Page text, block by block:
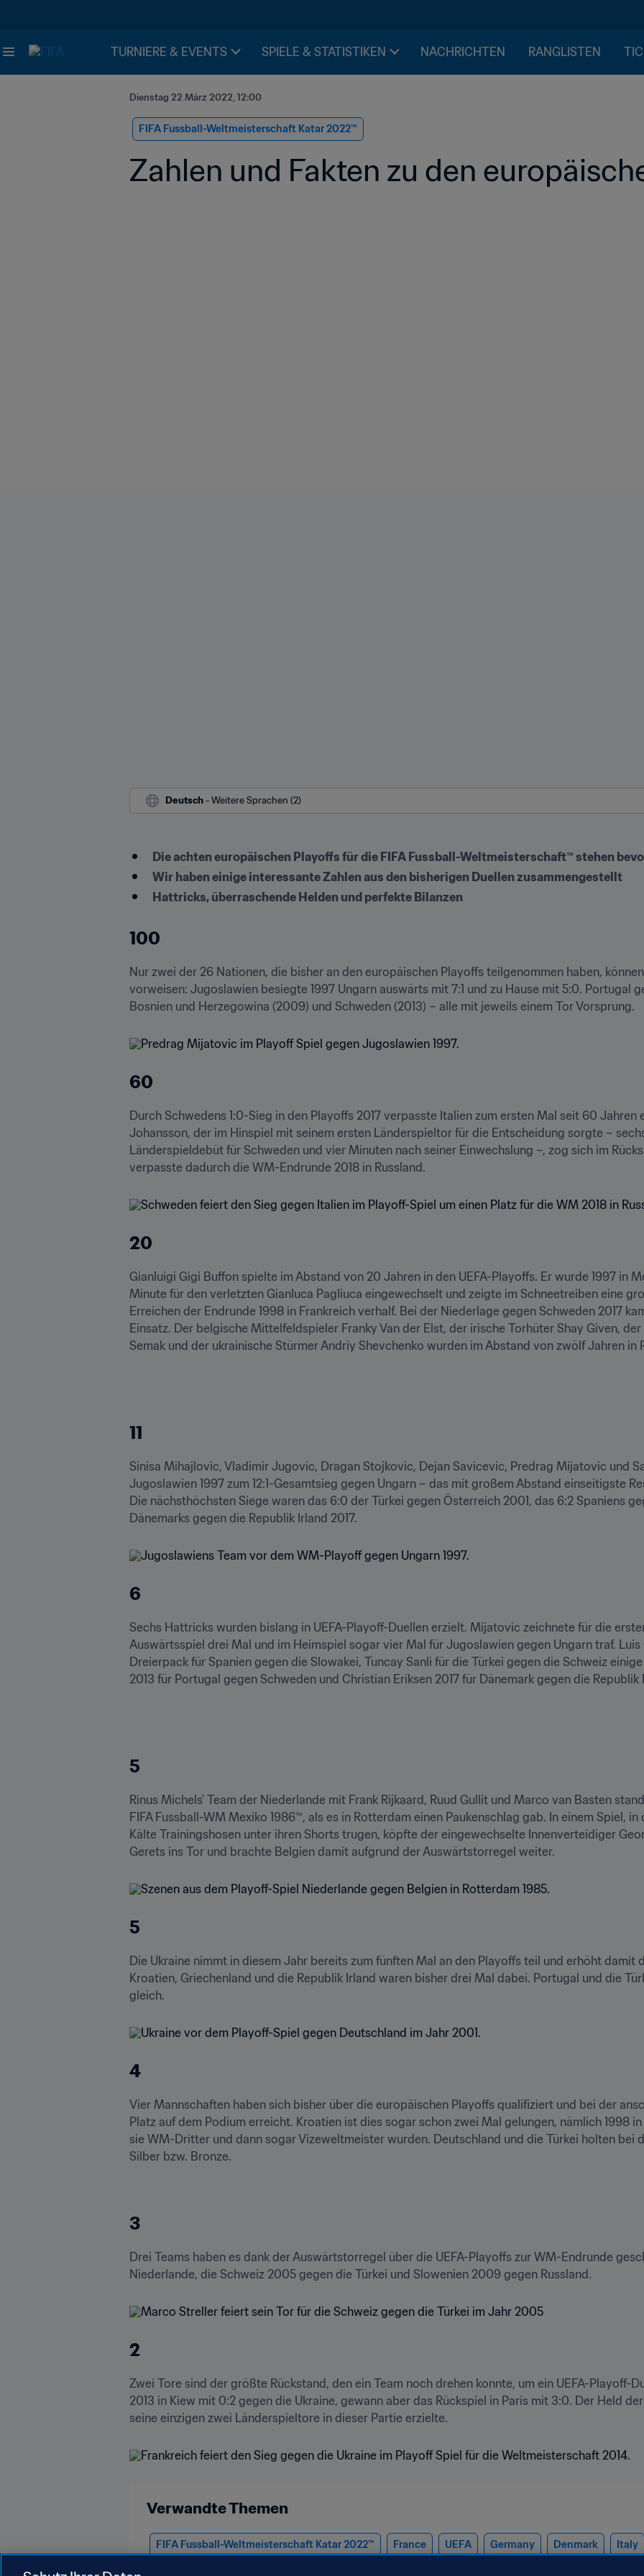
TURNIERE & EVENTS SPIELE & STATISTIKEN NACHRICHTEN RANGLISTEN
Dienstag 22 März 2022, 12:00
FIFA Fussball-Weltmeisterschaft Katar 2022™
Zahlen und Fakten zu den
Deutsch - Weitere Sprachen (2)
Die achten europäischen Playoffs für die FIFA Fussball-Weltmeisterschaft™ stehen
Wir haben einige interessante Zahlen aus den bisherigen Duellen zusammengestellt
Hattricks, überraschende Helden und perfekte Bilanzen
100
Nur zwei der 26 Nationen, die bisher an den europäischen Playoffs teilgenommen haben,
vorweisen: Jugoslawien besiegte 1997 Ungarn auswärts mit 7:1 und zu Hause mit 5:0. Portugal
Bosnien und Herzegowina (2009) und Schweden (2013) – alle mit jeweils einem Tor Vorsprung.
60
Durch Schwedens 1:0-Sieg in den Playoffs 2017 verpasste Italien zum ersten Mal seit 60
Johansson, der im Hinspiel mit seinem ersten Länderspieltor für die Entscheidung sorgte –
Länderspieldebüt für Schweden und vier Minuten nach seiner Einwechslung –, zog sich im
verpasste dadurch die WM-Endrunde 2018 in Russland.
20
Gianluigi Gigi Buffon spielte im Abstand von 20 Jahren in den UEFA-Playoffs. Er wurde 1997 in
Minute für den verletzten Gianluca Pagliuca eingewechselt und zeigte im Schneetreiben eine
Erreichen der Endrunde 1998 in Frankreich verhalf. Bei der Niederlage gegen Schweden 2017
Einsatz. Der belgische Mittelfeldspieler Franky Van der Elst, der irische Torhüter Shay Given,
Semak und der ukrainische Stürmer Andriy Shevchenko wurden im Abstand von zwölf Jahren in
11
Sinisa Mihajlovic, Vladimir Jugovic, Dragan Stojkovic, Dejan Savicevic, Predrag Mijatovic und
Jugoslawien 1997 zum 12:1-Gesamtsieg gegen Ungarn – das mit großem Abstand einseitigste
Die nächsthöchsten Siege waren das 6:0 der Türkei gegen Österreich 2001, das 6:2 Spaniens
Dänemarks gegen die Republik Irland 2017.
6
Sechs Hattricks wurden bislang in UEFA-Playoff-Duellen erzielt. Mijatovic zeichnete für die
Auswärtsspiel drei Mal und im Heimspiel sogar vier Mal für Jugoslawien gegen Ungarn traf.
Dreierpack für Spanien gegen die Slowakei, Tuncay Sanli für die Türkei gegen die Schweiz
2013 für Portugal gegen Schweden und Christian Eriksen 2017 für Dänemark gegen die Republik
5
Rinus Michels' Team der Niederlande mit Frank Rijkaard, Ruud Gullit und Marco van Basten
FIFA Fussball-WM Mexiko 1986™, als es in Rotterdam einen Paukenschlag gab. In einem Spiel,
Kälte Trainingshosen unter ihren Shorts trugen, köpfte der eingewechselte Innenverteidiger
Gerets ins Tor und brachte Belgien damit aufgrund der Auswärtstorregel weiter.
5
Die Ukraine nimmt in diesem Jahr bereits zum fünften Mal an den Playoffs teil und erhöht damit
Kroatien, Griechenland und die Republik Irland waren bisher drei Mal dabei. Portugal und die
gleich.
4
Vier Mannschaften haben sich bisher über die europäischen Playoffs qualifiziert und bei der
Platz auf dem Podium erreicht. Kroatien ist dies sogar schon zwei Mal gelungen, nämlich 1998
sie WM-Dritter und dann sogar Vizeweltmeister wurden. Deutschland und die Türkei holten bei
Silber bzw. Bronze.
3
Drei Teams haben es dank der Auswärtstorregel über die UEFA-Playoffs zur WM-Endrunde
Niederlande, die Schweiz 2005 gegen die Türkei und Slowenien 2009 gegen Russland.
2
Zwei Tore sind der größte Rückstand, den ein Team noch drehen konnte, um ein UEFA-Playoff-
2013 in Kiew mit 0:2 gegen die Ukraine, gewann aber das Rückspiel in Paris mit 3:0. Der Held
seine einzigen zwei Länderspieltore in dieser Partie erzielte.
Verwandte Themen
FIFA Fussball-Weltmeisterschaft Katar 2022™ France UEFA Germany Denmark Italy